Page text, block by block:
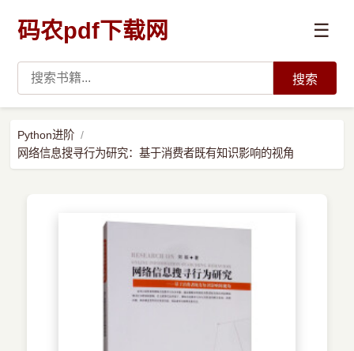
码农pdf下载网 ☰
数据科学与人工智能
搜索
Python进阶
网络信息搜寻行为研究：基于消费者既有知识影响的视角